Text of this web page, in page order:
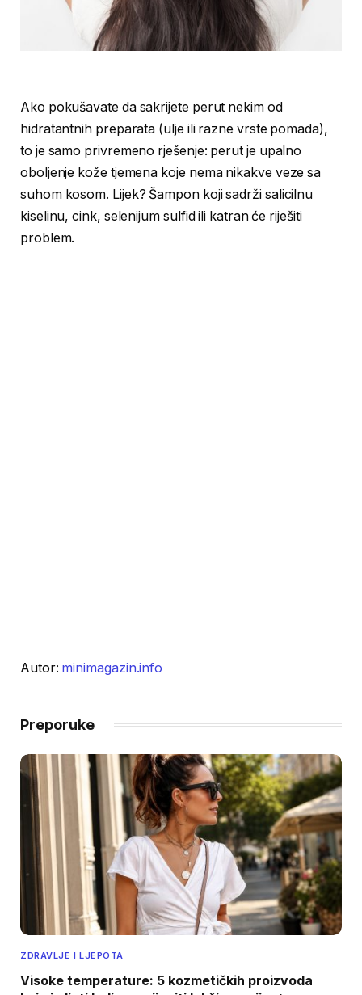
Ako pokušavate da sakrijete perut nekim od
hidratantnih preparata (ulje ili razne vrste pomada),
to je samo privremeno rješenje: perut je upalno
oboljenje kože tjemena koje nema nikakve veze sa
suhom kosom. Lijek? Šampon koji sadrži salicilnu
kiselinu, cink, selenijum sulfid ili katran će riješiti
problem.
Autor: minimagazin.info
Preporuke
ZDRAVLJE I LJEPOTA
Visoke temperature: 5 kozmetičkih proizvoda